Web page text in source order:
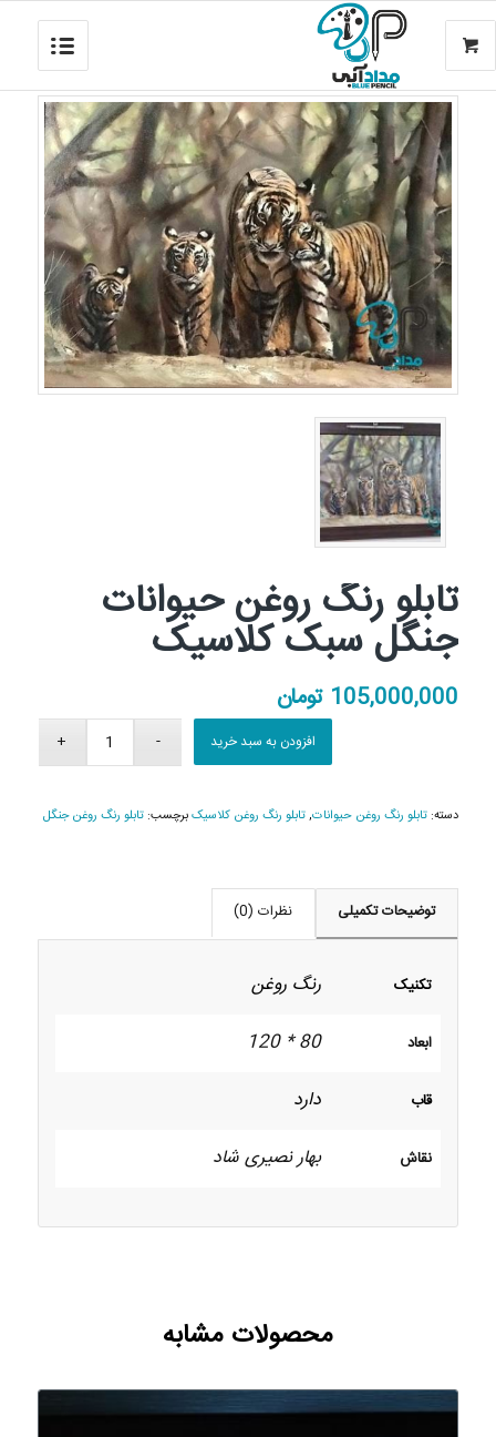
تابلو رنگ روغن حیوانات
جنگل سبک کلاسیک
105,000,000 تومان
افزودن به سبد خرید
دسته: تابلو رنگ روغن حیوانات,تابلو رنگ روغن کلاسیکبرچسب: تابلو رنگ روغن جنگل
توضیحات تکمیلی نظرات (0)
تکنیک رنگ روغن
ابعاد 80 * 120
قاب دارد
نقاش بهار نصیری شاد
محصولات مشابه